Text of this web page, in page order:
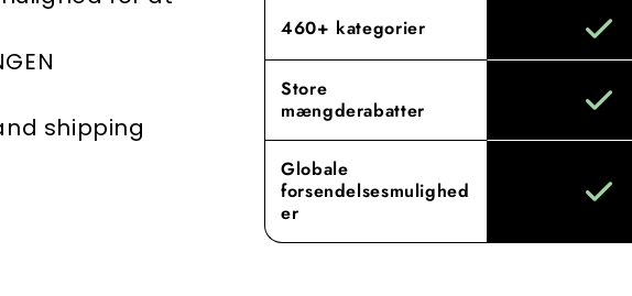
shipping
460+ kategorier
Store
mængderabatter
Globale
forsendelsesmulighed
er